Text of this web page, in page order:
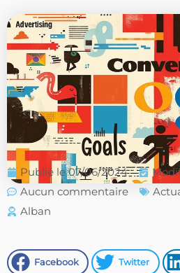
Publié le 07/06/2024
Aucun commentaire
Alban
Facebook Twitter